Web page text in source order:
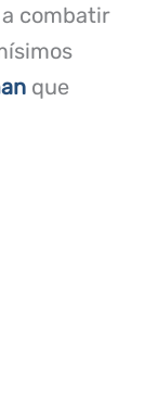
combatir
que